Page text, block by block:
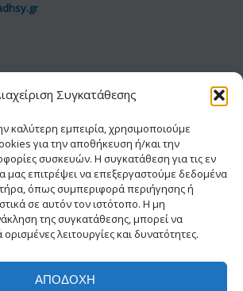
Συγκατάθεσης
καλύτερη εμπειρία, χρησιμοποιούμε
για την αποθήκευση ή/και την
συσκευών. Η συγκατάθεση για τις εν
μας επιτρέψει να επεξεργαστούμε δεδομένα
όπως συμπεριφορά περιήγησης ή
σε αυτόν τον ιστότοπο. Η μη
της συγκατάθεσης, μπορεί να
λειτουργίες και δυνατότητες.
ΑΠΟΔΟΧΉ